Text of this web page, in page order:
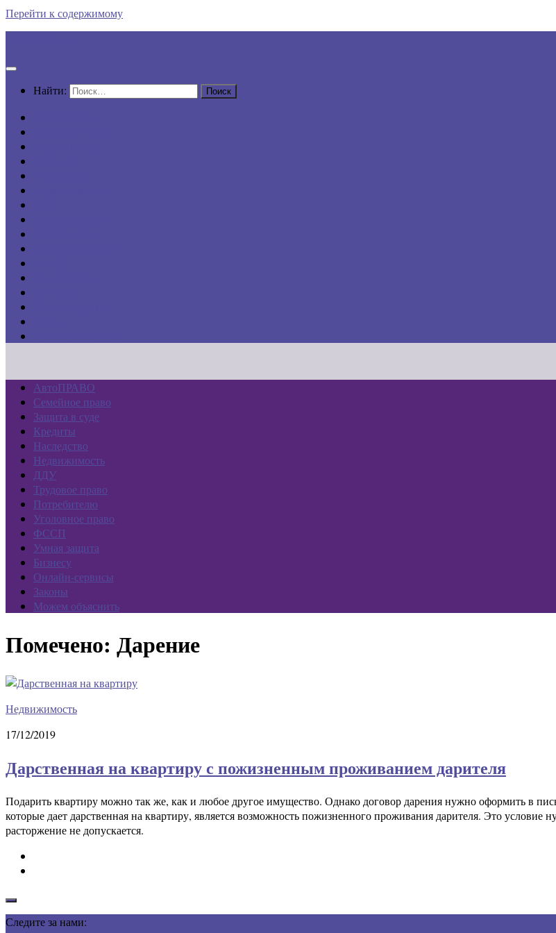
Перейти к содержимому
Найти:
АвтоПРАВО
Семейное право
Защита в суде
Кредиты
Наследство
Недвижимость
ДДУ
Трудовое право
Потребителю
Уголовное право
ФССП
Умная защита
Бизнесу
Онлайн-сервисы
Законы
Можем объяснить
Помечено: Дарение
Недвижимость
17/12/2019
Дарственная на квартиру с пожизненным проживанием дарителя
Подарить квартиру можно так же, как и любое другое имущество. Однако договор дарения нужно оформить в
которые дает дарственная на квартиру, является возможность пожизненного проживания дарителя. Это условие
расторжение не допускается.
Следите за нами: